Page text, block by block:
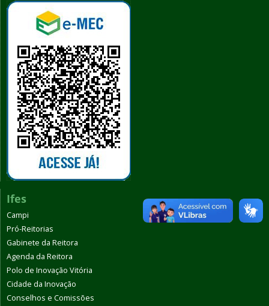
Ifes
Campi
Pró-Reitorias
Gabinete da Reitora
Agenda da Reitora
Polo de Inovação Vitória
Cidade da Inovação
Conselhos e Comissões